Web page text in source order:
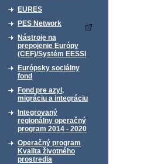
EURES
PES Network
Nástroje na
prepojenie Európy
(CEF)/Systém EESSI
Európsky sociálny
fond
Fond pre azyl,
migráciu a integráciu
Integrovaný
regionálny operačný
program 2014 - 2020
Operačný program
Kvalita životného
prostredia